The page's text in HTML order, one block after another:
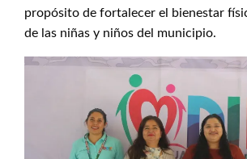
propósito de fortalecer el bienestar
de las niñas y niños del municipio.